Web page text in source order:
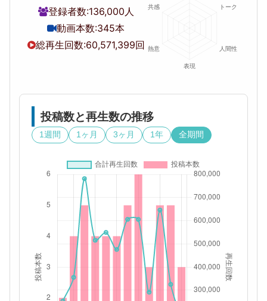
登録者数:136,000人
動画本数:345本
総再生回数:60,571,399回
投稿数と再生数の推移
1週間 1ヶ月 3ヶ月 1年 全期間